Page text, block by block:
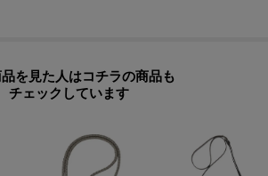
を見た人はコチラの商品も
チェックしています